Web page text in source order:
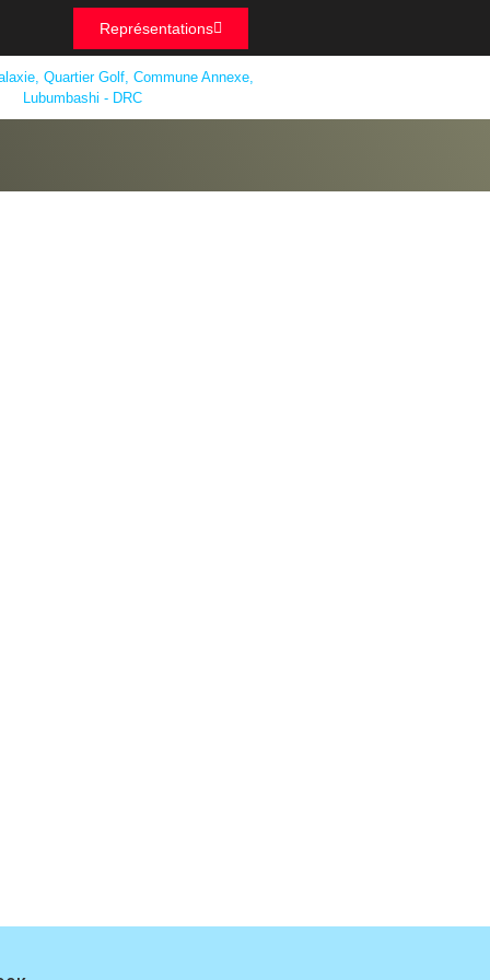
Représentations
Quartier Golf, Commune Annexe,
Lubumbashi - DRC